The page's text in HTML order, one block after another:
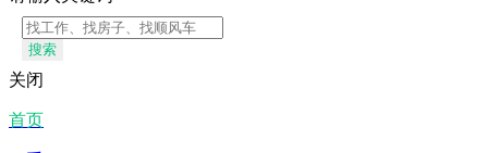
请输入关键词
搜索
首页